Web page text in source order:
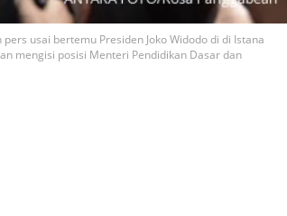
usai bertemu Presiden Joko Widodo di di Istana
mengisi posisi Menteri Pendidikan Dasar dan